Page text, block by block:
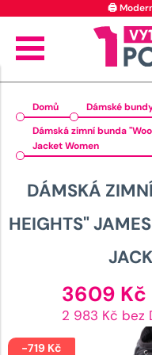
🖨️
Domů Dámské
Dámská zimní bunda
Jacket Women
DÁMSKÁ
HEIGHTS"
3609 Kč
2 983 Kč bez
-719 Kč